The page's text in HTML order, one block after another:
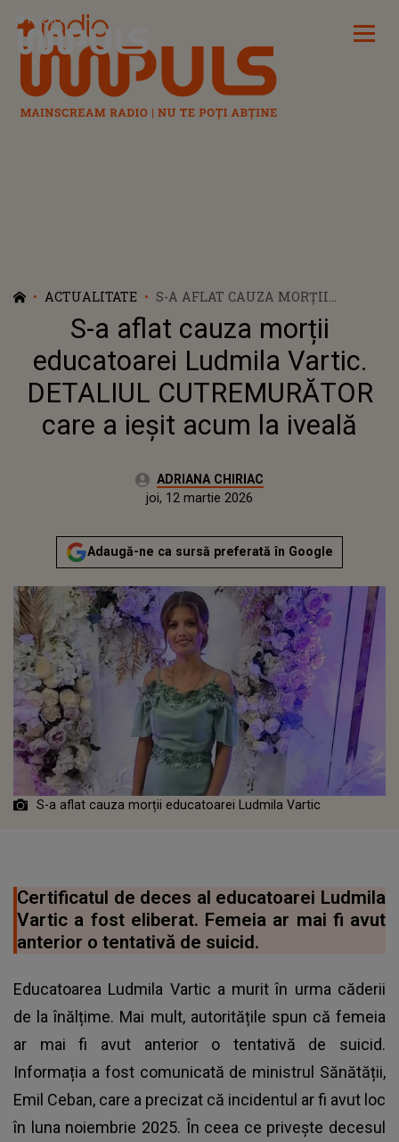
Radio Impuls
ACTUALITATE
S-A AFLAT CAUZA MORȚII
EDUCATOAREI LUDMILA VARTIC.
DETALIUL CUTREMURĂTOR CARE
A IEȘIT ACUM LA IVEALĂ
S-a aflat cauza morții
educatoarei Ludmila Vartic.
DETALIUL CUTREMURĂTOR
care a ieșit acum la iveală
Autor:ADRIANA CHIRIAC
Actualizat:
joi, 12 martie 2026
Adaugă-ne ca sursă preferată în Google
S-a aflat cauza morții educatoarei Ludmila Vartic
Certificatul de deces al educatoarei Ludmila
Vartic a fost eliberat. Femeia ar mai fi avut
anterior o tentativă de suicid.
Educatoarea Ludmila Vartic a murit în urma căderii
de la înălțime. Mai mult, autoritățile spun că femeia
ar mai fi avut anterior o tentativă de suicid.
Informația a fost comunicată de ministrul Sănătății,
Emil Ceban, care a precizat că incidentul ar fi avut loc
în luna noiembrie 2025. În ceea ce privește decesul